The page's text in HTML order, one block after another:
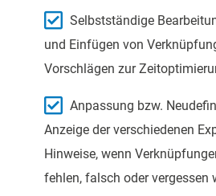
Selbstständige
und Einfügen von
Vorschlägen zur
Anpassung bzw.
Anzeige der verschiedenen
Hinweise, wenn
fehlen, falsch oder vergessen